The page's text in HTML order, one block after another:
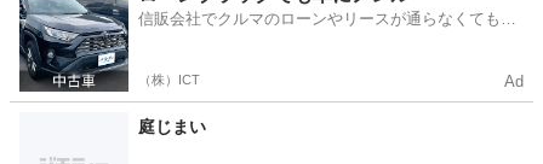
信販会社でクルマのローンやリースが通らなくてもク
（株）ICT Ad
庭じまい